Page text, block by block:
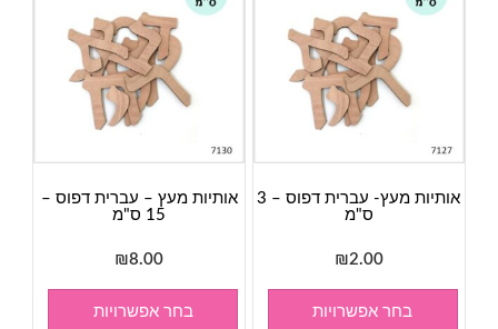
אותיות מעץ- עברית דפוס – 3
ס"מ
₪2.00
בחר אפשרויות
אותיות מעץ – עברית דפוס –
15 ס"מ
₪8.00
בחר אפשרויות